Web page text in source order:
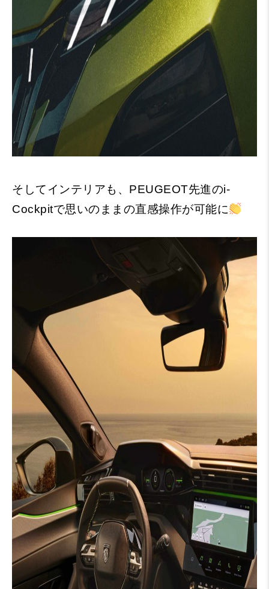
そしてインテリアも、PEUGEOT先進のi-
Cockpitで思いのままの直感操作が可能に